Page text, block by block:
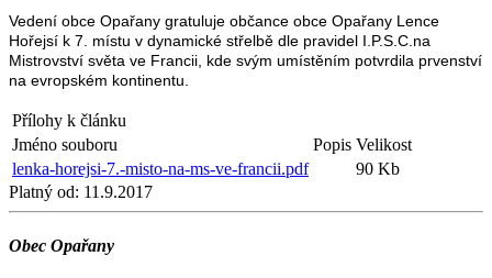
Vedení obce Opařany gratuluje občance obce Opařany Lence
Hořejsí k 7. místu v dynamické střelbě dle pravidel I.P.S.C.na
Mistrovství světa ve Francii, kde svým umístěním potvrdila prvenství
na evropském kontinentu.
Přílohy k článku
Jméno souboru
Popis Velikost
lenka-horejsi-7.-misto-na-ms-ve-francii.pdf
90 Kb
Platný od: 11.9.2017
Obec Opařany